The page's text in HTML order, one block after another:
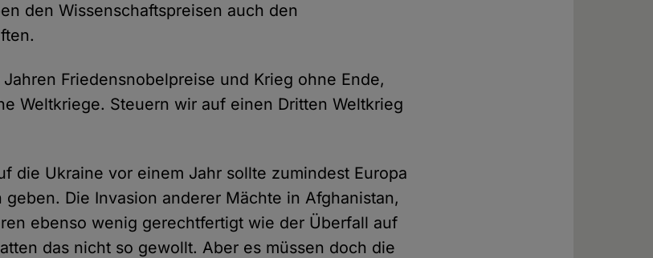
den Wissenschaftspreisen auch den
Friedensnobelpreise und Krieg ohne Ende,
Weltkriege. Steuern wir auf einen Dritten Weltkrieg
die Ukraine vor einem Jahr sollte zumindest Europa
Die Invasion anderer Mächte in Afghanistan,
ebenso wenig gerechtfertigt wie der Überfall auf
das nicht so gewollt. Aber es müssen doch die